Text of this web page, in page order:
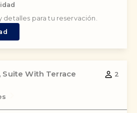
detalles para tu reservación.
Suite With Terrace 2